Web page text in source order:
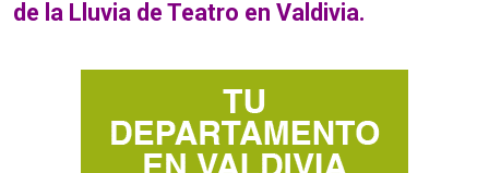
de la Lluvia de Teatro en Valdivia.